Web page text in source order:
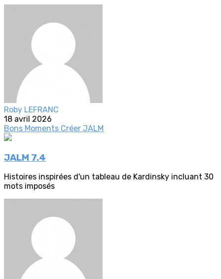
Roby LEFRANC
18 avril 2026
Bons Moments Créer JALM
JALM 7.4
Histoires inspirées d'un tableau de Kardinsky incluant 30
mots imposés